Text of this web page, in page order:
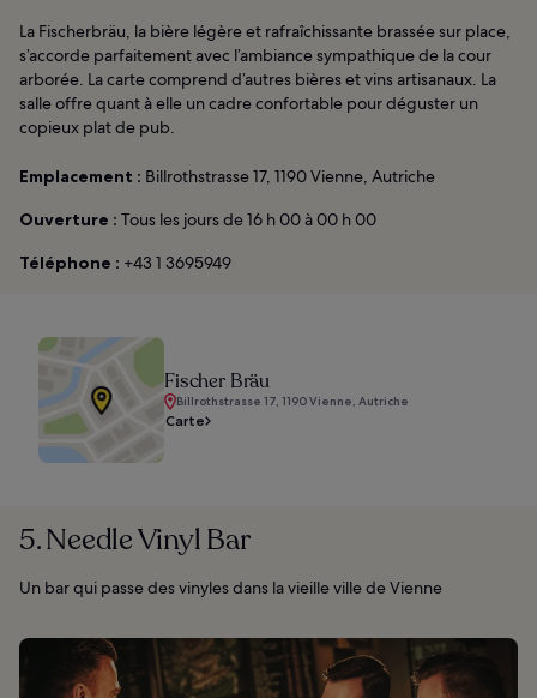
La Fischerbräu, la bière légère et rafraîchissante brassée sur place,
s’accorde parfaitement avec l’ambiance sympathique de la cour
arborée. La carte comprend d’autres bières et vins artisanaux. La
salle offre quant à elle un cadre confortable pour déguster un
copieux plat de pub.
Emplacement : Billrothstrasse 17, 1190 Vienne, Autriche
Ouverture : Tous les jours de 16 h 00 à 00 h 00
Téléphone : +43 1 3695949
Fischer Bräu
Billrothstrasse 17, 1190 Vienne, Autriche
Carte
5. Needle Vinyl Bar
Un bar qui passe des vinyles dans la vieille ville de Vienne